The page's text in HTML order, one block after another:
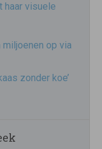
haar visuele
op via
zonder koe’